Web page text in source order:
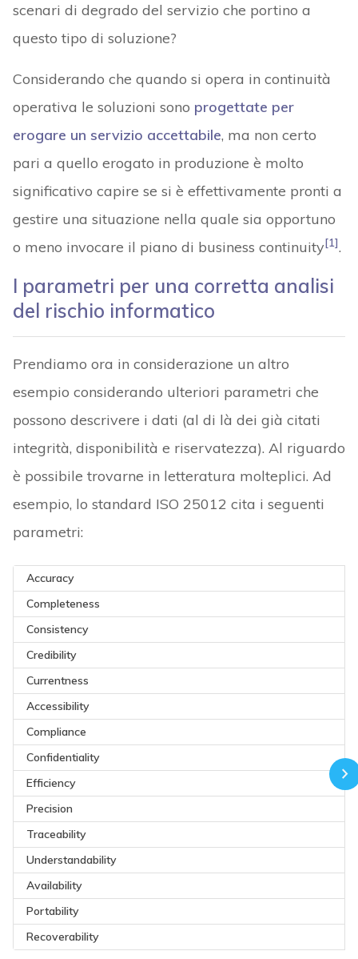
scenari di degrado del servizio che portino a
questo tipo di soluzione?
Considerando che quando si opera in continuità
operativa le soluzioni sono progettate per
erogare un servizio accettabile, ma non certo
pari a quello erogato in produzione è molto
significativo capire se si è effettivamente pronti a
gestire una situazione nella quale sia opportuno
o meno invocare il piano di business continuity[1].
I parametri per una corretta analisi
del rischio informatico
Prendiamo ora in considerazione un altro
esempio considerando ulteriori parametri che
possono descrivere i dati (al di là dei già citati
integrità, disponibilità e riservatezza). Al riguardo
è possibile trovarne in letteratura molteplici. Ad
esempio, lo standard ISO 25012 cita i seguenti
parametri:
Accuracy
Completeness
Consistency
Credibility
Currentness
Accessibility
Compliance
Confidentiality
Efficiency
Precision
Traceability
Understandability
Availability
Portability
Recoverability